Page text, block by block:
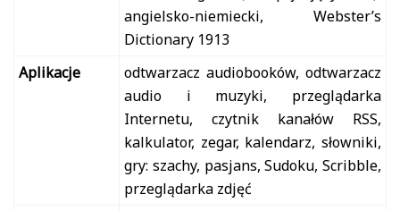
angielsko-niemiecki, Webster’s
Dictionary 1913
Aplikacje
odtwarzacz audiobooków, odtwarzacz
audio i muzyki, przeglądarka
Internetu, czytnik kanałów RSS,
kalkulator, zegar, kalendarz, słowniki,
gry: szachy, pasjans, Sudoku, Scribble,
przeglądarka zdjęć